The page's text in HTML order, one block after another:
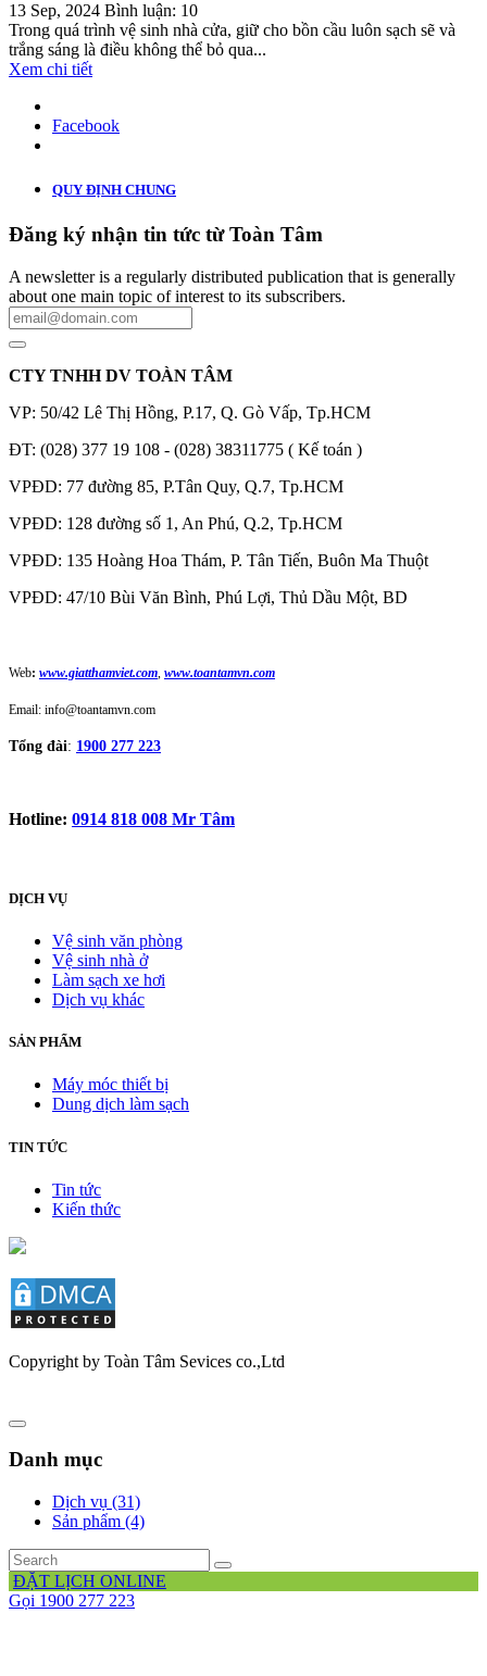
13 Sep, 2024 Bình luận: 10
Trong quá trình vệ sinh nhà cửa, giữ cho bồn cầu luôn sạch sẽ và
trắng sáng là điều không thể bỏ qua...
Xem chi tiết
Facebook
QUY ĐỊNH CHUNG
Đăng ký nhận tin tức từ Toàn Tâm
A newsletter is a regularly distributed publication that is generally
about one main topic of interest to its subscribers.
CTY TNHH DV TOÀN TÂM
VP: 50/42 Lê Thị Hồng, P.17, Q. Gò Vấp, Tp.HCM
ĐT: (028) 377 19 108 - (028) 38311775 ( Kế toán )
VPĐD: 77 đường 85, P.Tân Quy, Q.7, Tp.HCM
VPĐD: 128 đường số 1, An Phú, Q.2, Tp.HCM
VPĐD: 135 Hoàng Hoa Thám, P. Tân Tiến, Buôn Ma Thuột
VPĐD: 47/10 Bùi Văn Bình, Phú Lợi, Thủ Dầu Một, BD
Web: www.giatthamviet.com www.toantamvn.com
Email: info@toantamvn.com
Tổng đài: 1900 277 223
Hotline: 0914 818 008 Mr Tâm
DỊCH VỤ
Vệ sinh văn phòng
Vệ sinh nhà ở
Làm sạch xe hơi
Dịch vụ khác
SẢN PHẨM
Máy móc thiết bị
Dung dịch làm sạch
TIN TỨC
Tin tức
Kiến thức
Copyright by Toàn Tâm Sevices co.,Ltd
Danh mục
Dịch vụ (31)
Sản phẩm (4)
ĐẶT LỊCH ONLINE
Gọi 1900 277 223